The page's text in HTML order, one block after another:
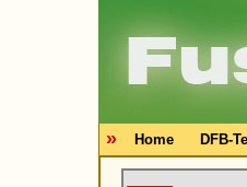
» Home DFB-